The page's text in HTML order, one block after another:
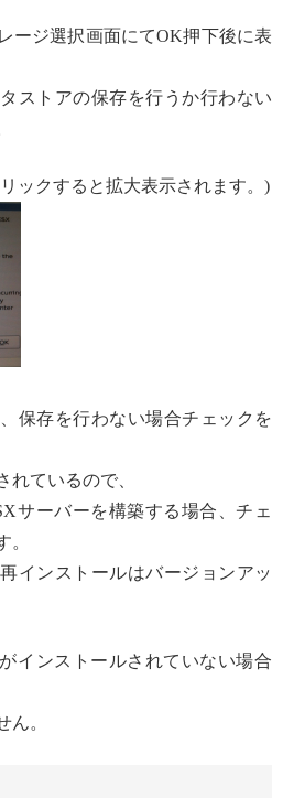
ージ選択画面にてOK押下後に表
ストアの保存を行うか行わない
ックすると拡大表示されます。)
保存を行わない場合チェックを
れているので、
サーバーを構築する場合、チェ
。
インストールはバージョンアッ
インストールされていない場合
ん。